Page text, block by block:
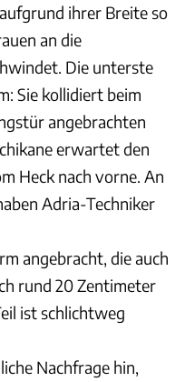
ihrer Breite so
an die
Die unterste
Sie kollidiert beim
angebrachten
erwartet den
Heck nach vorne. An
Adria-Techniker
angebracht, die auch
rund 20 Zentimeter
ist schlichtweg
Nachfrage hin,